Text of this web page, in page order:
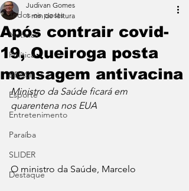
Todos os posts
Notícias
Política
BRASIL
Esporte
Entretenimento
Paraíba
SLIDER
Destaque
Após contrair covid-
19, Queiroga posta
mensagem antivacina
Judivan Gomes
1 min de leitura
Ministro da Saúde ficará em
quarentena nos EUA
O ministro da Saúde, Marcelo